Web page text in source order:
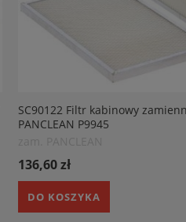
SC90122 Filtr kabinowy
PANCLEAN P9945
136,60 zł
DO KOSZYKA